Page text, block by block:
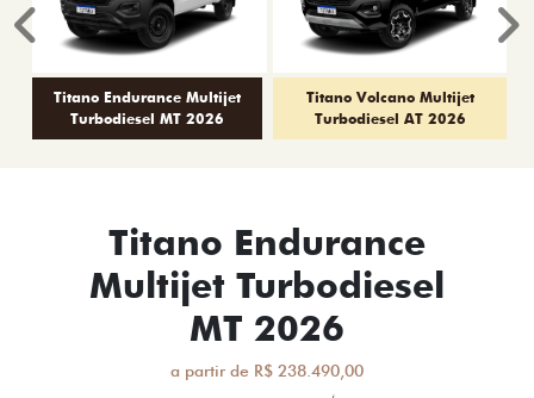
Titano Endurance Multijet
Turbodiesel MT 2026
Titano Volcano Multijet
Turbodiesel AT 2026
Anterior
Titano Endurance
Multijet Turbodiesel
MT 2026
a partir de R$ 238.490,00